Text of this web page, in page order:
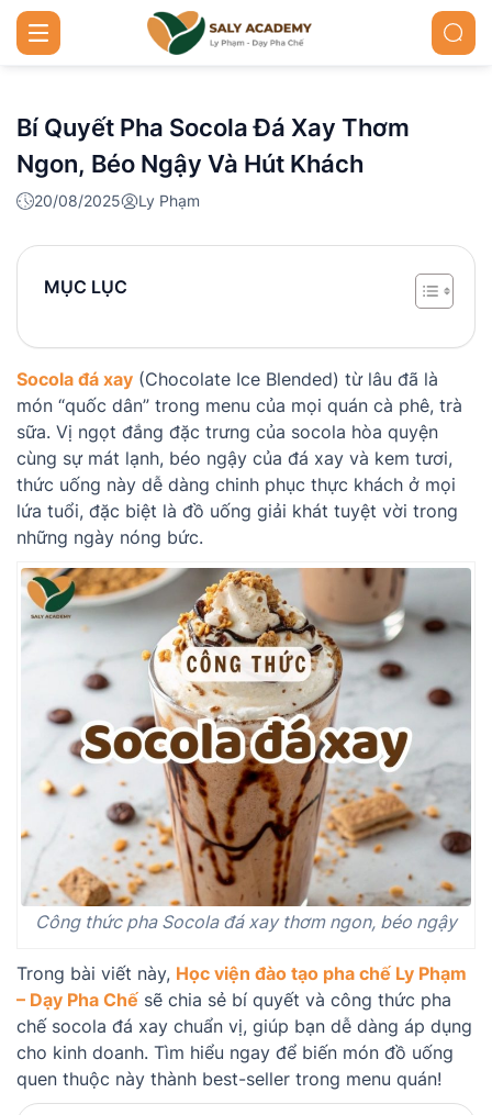
Bí Quyết Pha Socola Đá Xay Thơm
Ngon, Béo Ngậy Và Hút Khách
20/08/2025 Ly Phạm
MỤC LỤC
Socola đá xay (Chocolate Ice Blended) từ lâu đã là
món “quốc dân” trong menu của mọi quán cà phê, trà
sữa. Vị ngọt đắng đặc trưng của socola hòa quyện
cùng sự mát lạnh, béo ngậy của đá xay và kem tươi,
thức uống này dễ dàng chinh phục thực khách ở mọi
lứa tuổi, đặc biệt là đồ uống giải khát tuyệt vời trong
những ngày nóng bức.
Công thức pha Socola đá xay thơm ngon, béo ngậy
Trong bài viết này, Học viện đào tạo pha chế Ly Phạm
– Dạy Pha Chế sẽ chia sẻ bí quyết và công thức pha
chế socola đá xay chuẩn vị, giúp bạn dễ dàng áp dụng
cho kinh doanh. Tìm hiểu ngay để biến món đồ uống
quen thuộc này thành best-seller trong menu quán!